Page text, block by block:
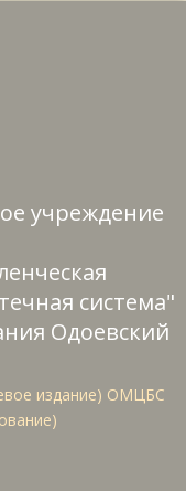
учреждение
система"
Одоевский
издание) ОМЦБС